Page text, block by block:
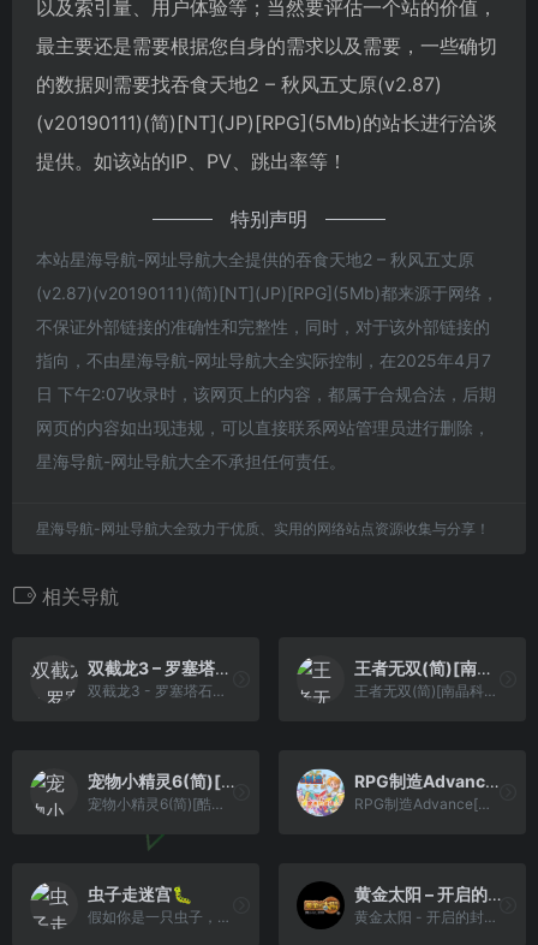
以及索引量、用户体验等；当然要评估一个站的价值，
最主要还是需要根据您自身的需求以及需要，一些确切
的数据则需要找吞食天地2 – 秋风五丈原(v2.87)
(v20190111)(简)[NT](JP)[RPG](5Mb)的站长进行洽谈
提供。如该站的IP、PV、跳出率等！
特别声明
本站星海导航-网址导航大全提供的吞食天地2 – 秋风五丈原
(v2.87)(v20190111)(简)[NT](JP)[RPG](5Mb)都来源于网络，
不保证外部链接的准确性和完整性，同时，对于该外部链接的
指向，不由星海导航-网址导航大全实际控制，在2025年4月7
日 下午2:07收录时，该网页上的内容，都属于合规合法，后期
网页的内容如出现违规，可以直接联系网站管理员进行删除，
星海导航-网址导航大全不承担任何责任。
星海导航-网址导航大全致力于优质、实用的网络站点资源收集与分享！
相关导航
双截龙3 – 罗塞塔石碑(简)[Madcell](JP)[ACT](2.25Mb)
双截龙3 - 罗塞塔石碑(简)[Madcell](JP)[ACT](2.25Mb)
王者无双(简)[南晶科技](CN)[RPG](4Mb)
王者无双(简)[南晶科技](CN)[RPG](4Mb)
宠物小精灵6(简)[酷哥电子](CN)[RPG](8Mb)
宠物小精灵6(简)[酷哥电子](CN)[RPG](8Mb)
RPG制造Advance[林拓](简)(JP)(64Mb)
RPG制造Advance[林拓](简)(JP)(64Mb)
虫子走迷宫🐛
假如你是一只虫子，控制自己去吃你最爱的卷心菜
黄金太阳 – 开启的封印[CGP&Elffinal](简)(JP)(70.62Mb)
黄金太阳 - 开启的封印[CGP&Elffinal](简)(JP)(70.62Mb)